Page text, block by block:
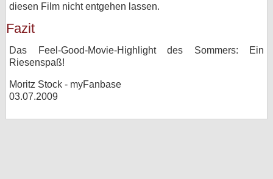
diesen Film nicht entgehen lassen.
Fazit
Das Feel-Good-Movie-Highlight des Sommers: Ein
Riesenspaß!
Moritz Stock - myFanbase
03.07.2009